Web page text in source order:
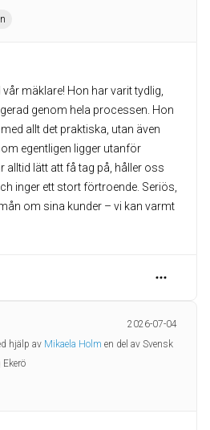
mäklare! Hon har varit tydlig,
genom hela processen. Hon
allt det praktiska, utan även
egentligen ligger utanför
alltid lätt att få tag på, håller oss
inger ett stort förtroende. Seriös,
om sina kunder – vi kan varmt
2026-07-04
hjälp av Mikaela Holm en del av Svensk